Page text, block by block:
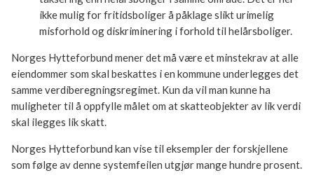
Det er her ikke mulig for fritidsboliger å påklage slikt
urimelig misforhold og diskriminering i forhold til
helårsboliger.
Norges Hytteforbund mener det må være et minstekrav at
alle eiendommer som skal beskattes i en kommune
underlegges det samme verdiberegningsregimet. Kun da vil
man kunne ha muligheter til å oppfylle målet om at
skatteobjekter av lik verdi skal ilegges lik skatt.
Norges Hytteforbund kan vise til eksempler der forskjellene
som følge av denne systemfeilen utgjør mange hundre